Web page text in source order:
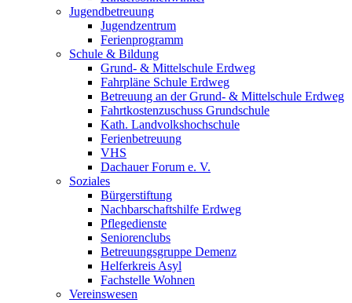
Jugendbetreuung
Jugendzentrum
Ferienprogramm
Schule & Bildung
Grund- & Mittelschule Erdweg
Fahrpläne Schule Erdweg
Betreuung an der Grund- & Mittelschule Erdweg
Fahrtkostenzuschuss Grundschule
Kath. Landvolkshochschule
Ferienbetreuung
VHS
Dachauer Forum e. V.
Soziales
Bürgerstiftung
Nachbarschaftshilfe Erdweg
Pflegedienste
Seniorenclubs
Betreuungsgruppe Demenz
Helferkreis Asyl
Fachstelle Wohnen
Vereinswesen